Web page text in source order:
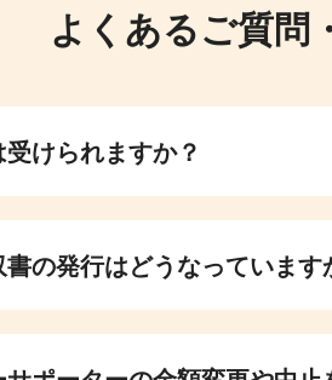
よくあるご質問
けられますか？
の発行はどうなっています